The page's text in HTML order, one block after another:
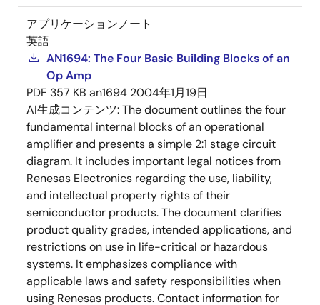
アプリケーションノート
英語
AN1694: The Four Basic Building Blocks of an
Op Amp
PDF 357 KB an1694 2004年1月19日
AI生成コンテンツ:The document outlines the four
fundamental internal blocks of an operational
amplifier and presents a simple 2:1 stage circuit
diagram. It includes important legal notices from
Renesas Electronics regarding the use, liability,
and intellectual property rights of their
semiconductor products. The document clarifies
product quality grades, intended applications, and
restrictions on use in life-critical or hazardous
systems. It emphasizes compliance with
applicable laws and safety responsibilities when
using Renesas products. Contact information for